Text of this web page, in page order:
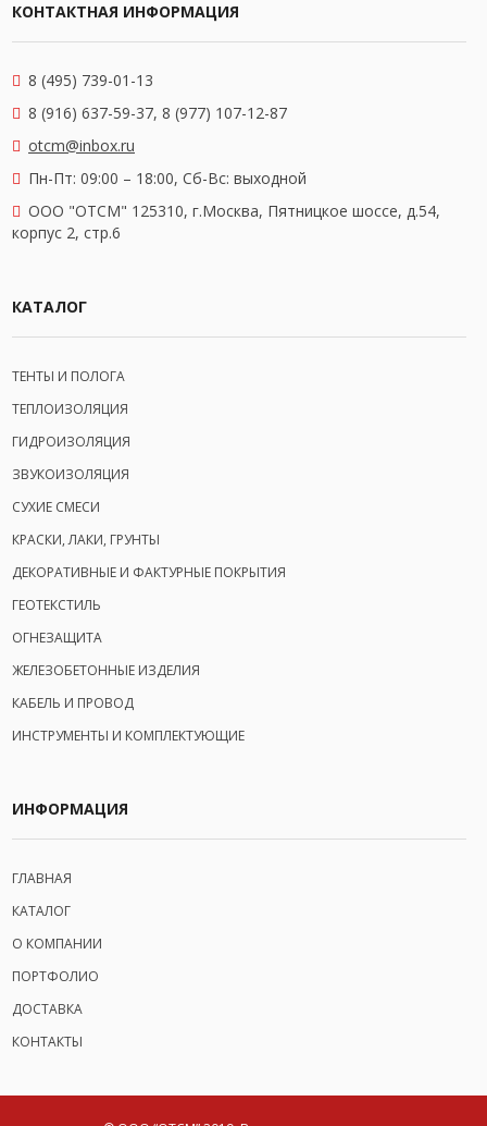
КОНТАКТНАЯ ИНФОРМАЦИЯ
8 (495) 739-01-13
8 (916) 637-59-37, 8 (977) 107-12-87
otcm@inbox.ru
Пн-Пт: 09:00 – 18:00, Сб-Вс: выходной
OOO "ОТСМ" 125310, г.Москва, Пятницкое шоссе, д.54,
корпус 2, стр.6
КАТАЛОГ
ТЕНТЫ И ПОЛОГА
ТЕПЛОИЗОЛЯЦИЯ
ГИДРОИЗОЛЯЦИЯ
ЗВУКОИЗОЛЯЦИЯ
СУХИЕ СМЕСИ
КРАСКИ, ЛАКИ, ГРУНТЫ
ДЕКОРАТИВНЫЕ И ФАКТУРНЫЕ ПОКРЫТИЯ
ГЕОТЕКСТИЛЬ
ОГНЕЗАЩИТА
ЖЕЛЕЗОБЕТОННЫЕ ИЗДЕЛИЯ
КАБЕЛЬ И ПРОВОД
ИНСТРУМЕНТЫ И КОМПЛЕКТУЮЩИЕ
ИНФОРМАЦИЯ
ГЛАВНАЯ
КАТАЛОГ
О КОМПАНИИ
ПОРТФОЛИО
ДОСТАВКА
КОНТАКТЫ